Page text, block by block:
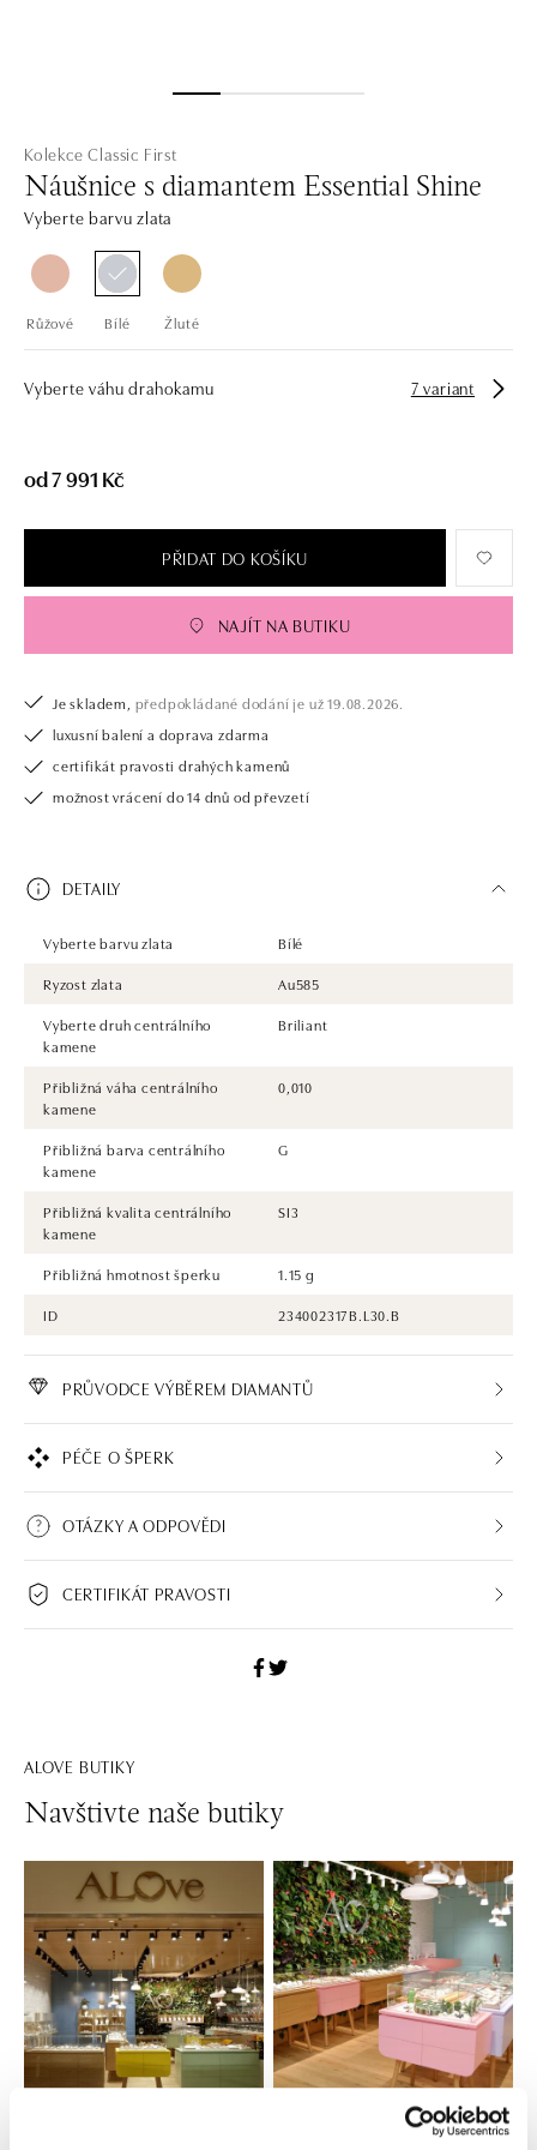
Kolekce Classic First
Náušnice s diamantem Essential Shine
Vyberte barvu zlata
Růžové Bílé Žluté
Vyberte váhu drahokamu 7 variant
od 7 991 Kč
PŘIDAT DO KOŠÍKU
NAJÍT NA BUTIKU
Je skladem, předpokládané dodání je už 19.08.2026.
luxusní balení a doprava zdarma
certifikát pravosti drahých kamenů
možnost vrácení do 14 dnů od převzetí
DETAILY
Vyberte barvu zlata
Bílé
Ryzost zlata
Au585
Vyberte druh centrálního
kamene
Briliant
Přibližná váha centrálního
kamene
0,010
Přibližná barva centrálního
kamene
G
Přibližná kvalita centrálního
kamene
SI3
Přibližná hmotnost šperku
1.15 g
ID
234002317B.L30.B
PRŮVODCE VÝBĚREM DIAMANTŮ
PÉČE O ŠPERK
OTÁZKY A ODPOVĚDI
CERTIFIKÁT PRAVOSTI
ALOVE BUTIKY
Navštivte naše butiky